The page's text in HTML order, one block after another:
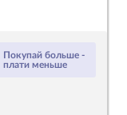
Покупай больше -
плати меньше